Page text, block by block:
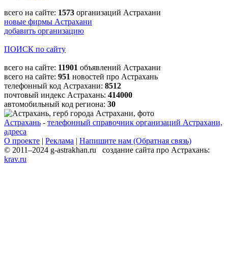
всего на сайте: 1573 организаций Астрахани
новые фирмы Астрахани
добавить организацию
ПОИСК по сайту
всего на сайте: 11901 объявлений Астрахани
всего на сайте: 951 новостей про Астрахань
телефонный код Астрахани: 8512
почтовый индекс Астрахань: 414000
автомобильный код региона: 30
Астрахань - телефонный справочник организаций Астрахани,
адреса
О проекте | Реклама | Напишите нам (Обратная связь)
© 2011–2024 g-astrakhan.ru создание сайта про Астрахань:
krav.ru